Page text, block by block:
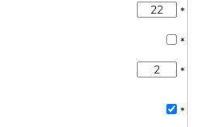
*
*
*
*